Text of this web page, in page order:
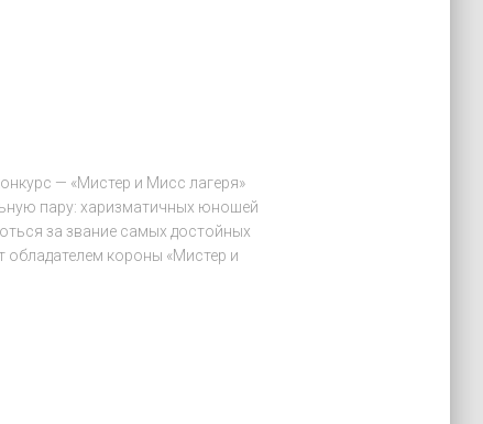
— «Мистер и Мисс лагеря»
пару: харизматичных юношей
за звание самых достойных
обладателем короны «Мистер и